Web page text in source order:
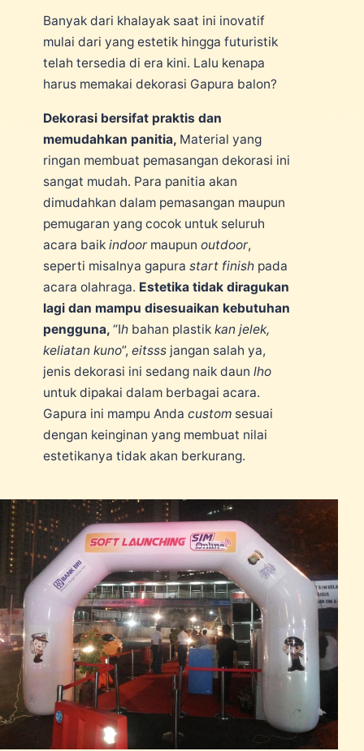
Banyak dari khalayak saat ini inovatif
mulai dari yang estetik hingga futuristik
telah tersedia di era kini. Lalu kenapa
harus memakai dekorasi Gapura balon?
Dekorasi bersifat praktis dan
memudahkan panitia, Material yang
ringan membuat pemasangan dekorasi ini
sangat mudah. Para panitia akan
dimudahkan dalam pemasangan maupun
pemugaran yang cocok untuk seluruh
acara baik indoor maupunoutdoor,
seperti misalnya gapura start finish pada
acara olahraga. Estetika tidak diragukan
lagi dan mampu disesuaikan kebutuhan
pengguna,“Ih bahan plastikkan jelek,
keliatan kuno”, eitsss jangan salah ya,
jenis dekorasi ini sedang naik daunlho
untuk dipakai dalam berbagai acara.
Gapura ini mampu Andacustom sesuai
dengan keinginan yang membuat nilai
estetikanya tidak akan berkurang.